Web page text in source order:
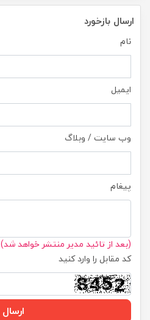
ارسال بازخورد
نام
ایمیل
وب سایت / وبلاگ
پیغام
(بعد از تائید مدیر منتشر خواهد شد)
کد مقابل را وارد کنید
ارسال